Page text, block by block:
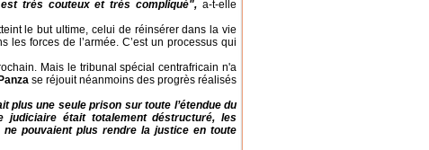
très couteux et très compliqué", a-t-elle
le but ultime, celui de réinsérer dans la vie
les forces de l’armée. C’est un processus qui
Mais le tribunal spécial centrafricain n'a
se réjouit néanmoins des progrès réalisés
plus une seule prison sur toute l’étendue du
était totalement déstructuré, les
pouvaient plus rendre la justice en toute